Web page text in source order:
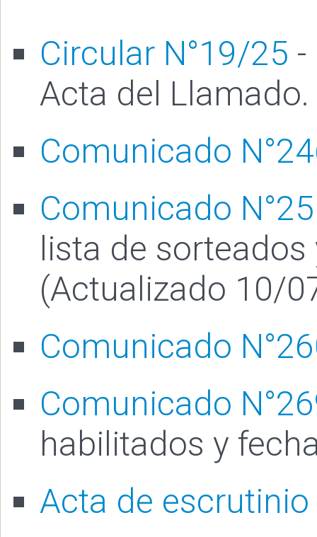
Circular N°19/25 -
Acta del Llamado.
Comunicado
Comunicado
lista de sorteados
(Actualizado 10/
Comunicado
Comunicado
habilitados y
Acta de escrutinio